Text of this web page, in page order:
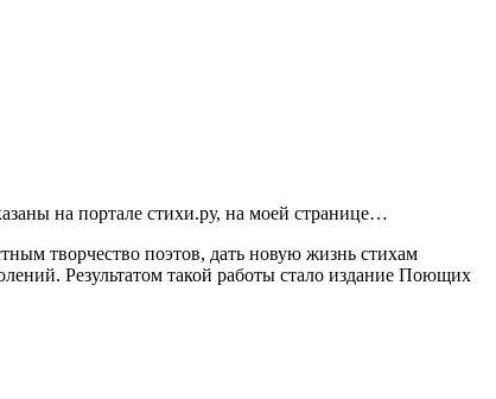
на портале стихи.ру, на моей странице…
творчество поэтов, дать новую жизнь стихам
Результатом такой работы стало издание Поющих